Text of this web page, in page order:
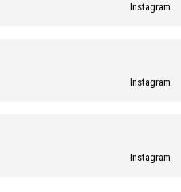
Instagram
Instagram
Instagram